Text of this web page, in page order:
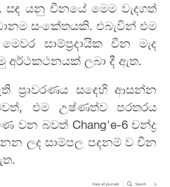
සඳ යනු චීනයේ මෙම වැදගත්
සංකේතයකි. එබැවින් එම
සාම්ප්‍රදායික චීන මැද
අර්ථකථනයක් ලබා දී ඇත.
ප්‍රාවරණය සඳෙහි ආසන්න
එම උෂ්ණත්ව පරතරය
වන බවත් Chang'e-6 චන්ද්‍ර
ලද සාම්පල පදනම් ව චීන